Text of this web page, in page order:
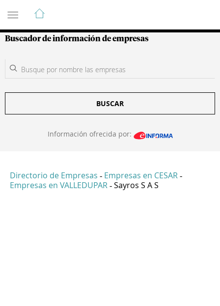
Guía de Empresas Colombianas
Buscador de información de empresas
BUSCAR
Información ofrecida por:
Directorio de Empresas - Empresas en CESAR -
Empresas en VALLEDUPAR - Sayros S A S